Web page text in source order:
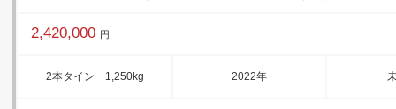
2,420,000 円
2本タイン 1,250kg 2022年